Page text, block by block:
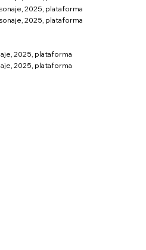
2025, plataforma
2025, plataforma
2025, plataforma
2025, plataforma